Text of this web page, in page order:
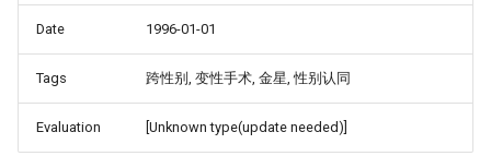
Date 1996-01-01
Tags 跨性别, 变性手术, 金星, 性别认同
Evaluation [Unknown type(update needed)]